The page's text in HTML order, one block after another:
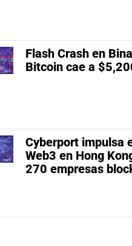
Flash Crash en
Bitcoin cae a
Cyberport impulsa
Web3 en Hong
270 empresas